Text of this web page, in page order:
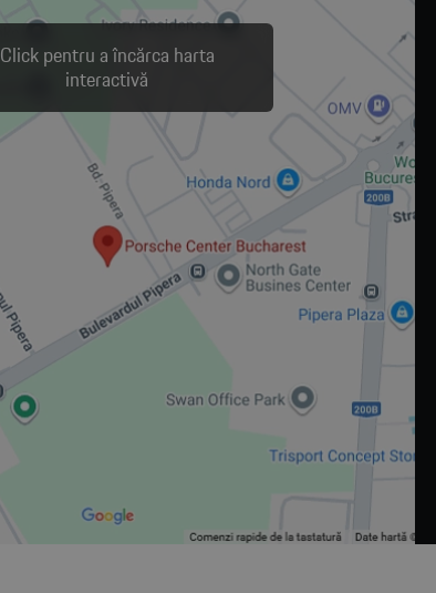
Click pentru a încărca harta
interactivă